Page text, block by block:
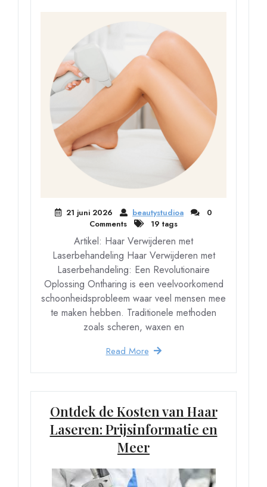
21 juni 2026 beautystudioa
0
Comments
19 tags
Artikel: Haar Verwijderen met
Laserbehandeling Haar Verwijderen met
Laserbehandeling: Een Revolutionaire
Oplossing Ontharing is een veelvoorkomend
schoonheidsprobleem waar veel mensen mee
te maken hebben. Traditionele methoden
zoals scheren, waxen en
Read More
Ontdek de Kosten van Haar
Laseren: Prijsinformatie en
Meer